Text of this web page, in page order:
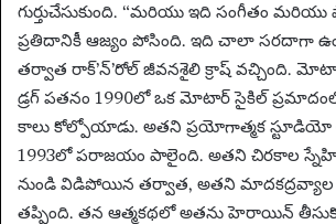
గుర్తుచేసుకుంది. “మరియు ఇది సంగీతం
ప్రతిదానికీ ఆజ్యం పోసింది. ఇది చాలా సరదాగా
తర్వాత రాక్’న్’రోల్ జీవనశైలి క్రాష్ వచ్చింది.
డ్రగ్ పతనం 1990లో ఒక మోటార్ సైకిల్
కాలు కోల్పోయాడు. అతని ప్రయోగాత్మక స్టూడియో
1993లో పరాజయం పాలైంది. అతని చిరకాల
నుండి విడిపోయిన తర్వాత, అతని
తప్పింది. తన ఆత్మకథలో అతను హెరాయిన్